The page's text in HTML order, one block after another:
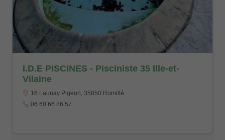
I.D.E PISCINES - Pisciniste 35 Ille-et-
Vilaine
16 Launay Pigeon, 35850 Romillé
06 60 66 86 57